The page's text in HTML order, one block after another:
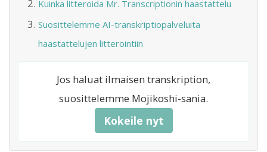
Kuinka litteroida Mr. Transcriptionin haastattelu
Suosittelemme AI-transkriptiopalveluita
haastattelujen litterointiin
Jos haluat ilmaisen transkription,
suosittelemme Mojikoshi-sania.
Kokeile nyt